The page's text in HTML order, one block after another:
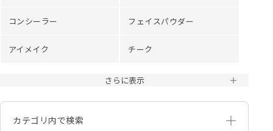
コンシーラー フェイスパウダー
アイメイク チーク
さらに表示
カテゴリ内で検索